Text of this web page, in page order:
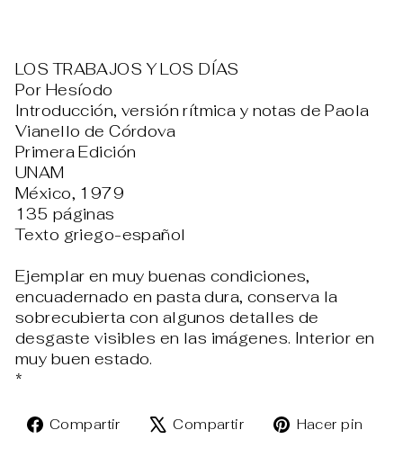
LOS TRABAJOS Y LOS DÍAS
Por Hesíodo
Introducción, versión rítmica y notas de Paola
Vianello de Córdova
Primera Edición
UNAM
México, 1979
135 páginas
Texto griego-español
Ejemplar en muy buenas condiciones,
encuadernado en pasta dura, conserva la
sobrecubierta con algunos detalles de
desgaste visibles en las imágenes. Interior en
muy buen estado.
*
Compartir
Compartir
Compartir
TuitearHacer pin